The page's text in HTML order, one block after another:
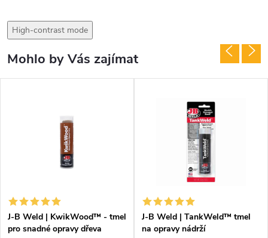
High-contrast mode
Mohlo by Vás zajímat
J-B Weld | KwikWood™ - tmel
pro snadné opravy dřeva
J-B Weld | TankWeld™ tmel
na opravy nádrží